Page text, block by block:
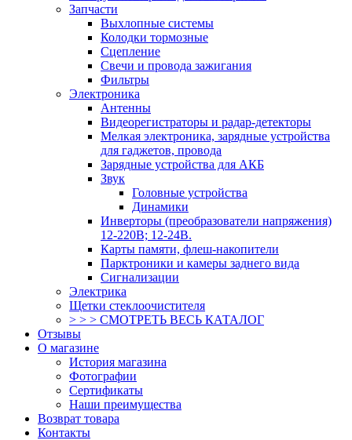
Запчасти
Выхлопные системы
Колодки тормозные
Сцепление
Свечи и провода зажигания
Фильтры
Электроника
Антенны
Видеорегистраторы и радар-детекторы
Мелкая электроника, зарядные устройства
для гаджетов, провода
Зарядные устройства для АКБ
Звук
Головные устройства
Динамики
Инверторы (преобразователи напряжения)
12-220В; 12-24В.
Карты памяти, флеш-накопители
Парктроники и камеры заднего вида
Сигнализации
Электрика
Щетки стеклоочистителя
> > > СМОТРЕТЬ ВЕСЬ КАТАЛОГ
Отзывы
О магазине
История магазина
Фотографии
Сертификаты
Наши преимущества
Возврат товара
Контакты